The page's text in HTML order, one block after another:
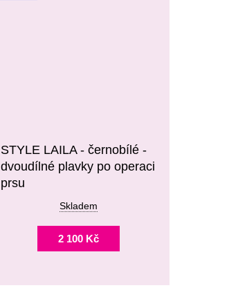
STYLE LAILA - černobílé -
dvoudílné plavky po operaci
prsu
Skladem
2 100 Kč